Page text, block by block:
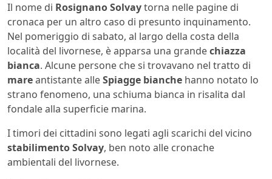
Il nome di Rosignano Solvaytorna nelle pagine di
cronaca per un altro caso di presunto inquinamento.
Nel pomeriggio di sabato, al largo della costa della
località del livornese, è apparsa una grandechiazza
bianca. Alcune persone che si trovavano nel tratto di
mareantistante alleSpiagge bianche hanno notato lo
strano fenomeno, una schiuma bianca in risalita dal
fondale alla superficie marina.
I timori dei cittadini sono legati agli scarichi del vicino
stabilimento Solvay, ben noto alle cronache
ambientali del livornese.